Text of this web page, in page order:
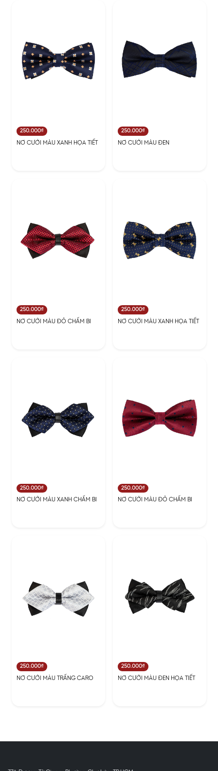
250.000₫
NƠ CƯỚI MÀU XANH HỌA TIẾT
250.000₫
NƠ CƯỚI MÀU ĐEN
250.000₫
NƠ CƯỚI MÀU ĐỎ CHẤM BI
250.000₫
NƠ CƯỚI MÀU XANH HỌA TIẾT
250.000₫
NƠ CƯỚI MÀU XANH CHẤM BI
250.000₫
NƠ CƯỚI MÀU ĐỎ CHẤM BI
250.000₫
NƠ CƯỚI MÀU TRẤNG CARO
250.000₫
NƠ CƯỚI MÀU ĐEN HỌA TIẾT